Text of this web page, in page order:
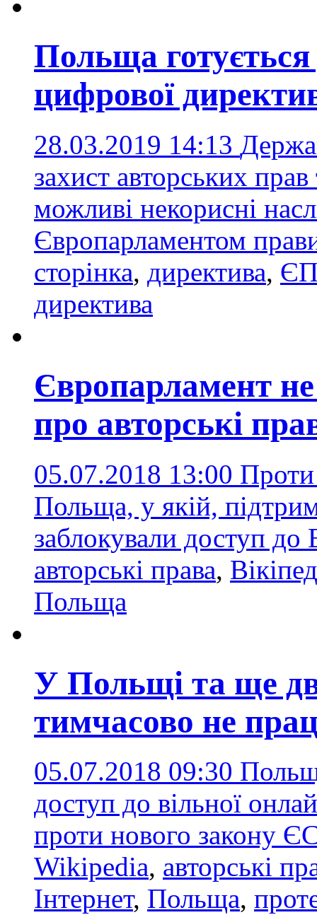
Польща
цифрової
28.03.2019 14:13
захист авторських
можливі некорисні
Європарламентом
сторінка, директива,
директива
Європарламент
про авторські
05.07.2018 13:00
Польща, у якій,
заблокували доступ до
авторські права,
Польща
У Польщі та ще
тимчасово не
05.07.2018 09:30
доступ до вільної
проти нового закону
Wikipedia, авторські
Інтернет, Польща,